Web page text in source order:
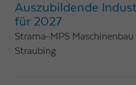
Auszubildende
für 2027
Strama-MPS
Straubing